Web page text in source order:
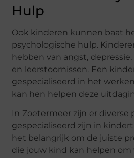
Hulp
Ook kinderen kunnen baat
psychologische hulp.
hebben van angst,
en leerstoornissen. Een
gespecialiseerd in het
kan hen helpen deze
In Zoetermeer zijn er diverse
gespecialiseerd zijn in
het belangrijk om de juiste
die jouw kind kan helpen